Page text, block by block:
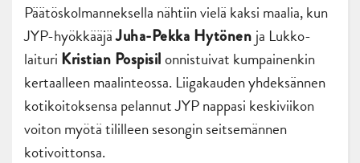
Päätöskolmanneksella nähtiin vielä kaksi maalia, kun
JYP-hyökkääjäJuha-Pekka Hytönen ja Lukko-
laituri Kristian Pospisilonnistuivat kumpainenkin
kertaalleen maalinteossa. Liigakauden yhdeksännen
kotikoitoksensa pelannut JYP nappasi keskiviikon
voiton myötä tililleen sesongin seitsemännen
kotivoittonsa.